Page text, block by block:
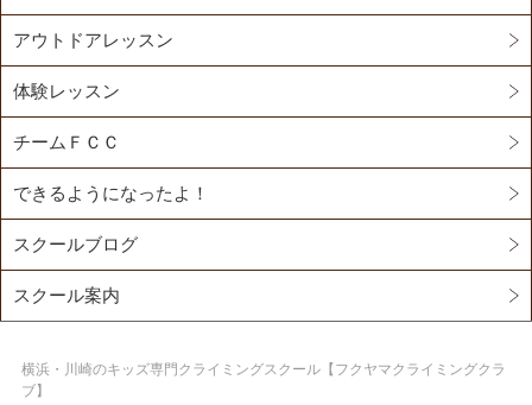
アウトドアレッスン
体験レッスン
チームＦＣＣ
できるようになったよ！
スクールブログ
スクール案内
横浜・川崎のキッズ専門クライミングスクール【フクヤマクライミングクラ
ブ】